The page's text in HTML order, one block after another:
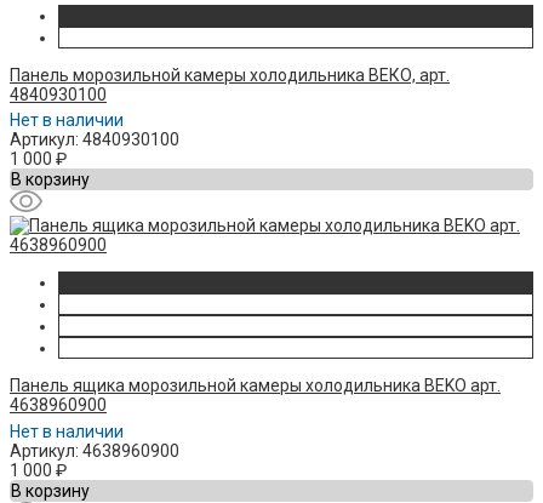
Панель морозильной камеры холодильника ВЕКО, арт.
4840930100
Нет в наличии
Артикул: 4840930100
1 000 ₽
В корзину
Панель ящика морозильной камеры холодильника BEKO арт.
4638960900
Нет в наличии
Артикул: 4638960900
1 000 ₽
В корзину